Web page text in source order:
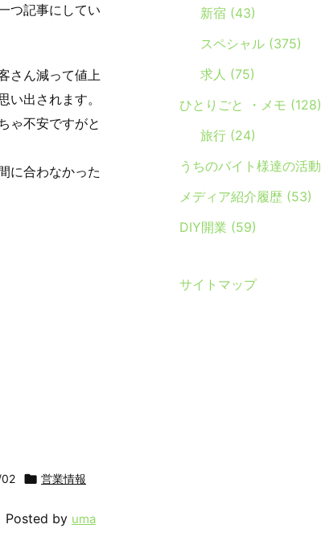
つ記事にしてい
さん減って値上
出されます。
ゃ不安ですがと
に合わなかった
 営業情報
Posted by uma
新宿 (43)
スペシャル (375)
求人 (75)
ひとりごと ・メモ (128)
旅行 (24)
うちのバイト様達の活動
メディア紹介履歴 (53)
DIY開業 (59)
サイトマップ